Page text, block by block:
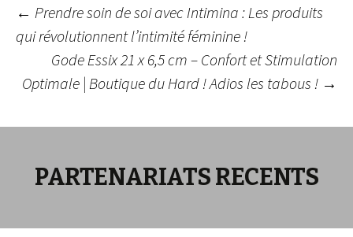
Navigation
des
articles
← Prendre soin de soi avec Intimina : Les produits
qui révolutionnent l’intimité féminine !
Gode Essix 21 x 6,5 cm – Confort et Stimulation
Optimale | Boutique du Hard ! Adios les tabous ! →
PARTENARIATS RECENTS